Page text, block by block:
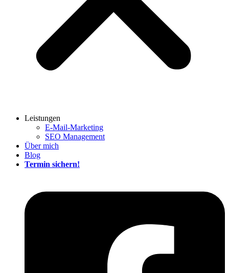
Leistungen
E-Mail-Marketing
SEO Management
Über mich
Blog
Termin sichern!